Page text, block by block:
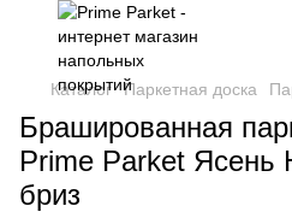
Каталог Паркетная доска
Брашированная
Prime Parket Ясень
бриз